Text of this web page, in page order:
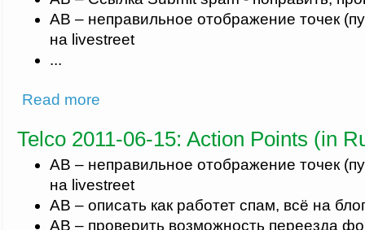
АВ – неправильное отображение точек
на livestreet
...
Read more
Telco 2011-06-15: Action Points (in
АВ – неправильное отображение точек
на livestreet
АВ – описать как работет спам, всё на
АВ – проверить возможность переезда